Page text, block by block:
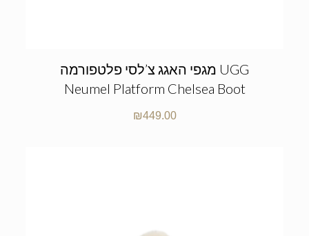
מגפי האגג צ’לסי פלטפורמה UGG
Neumel Platform Chelsea Boot
₪449.00